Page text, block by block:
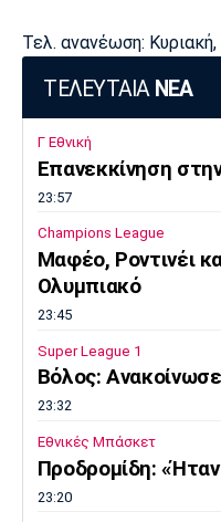
Τελ. ανανέωση:
ΤΕΛΕΥΤΑΙΑ ΝΕΑ
Γ Εθνική
Επανεκκίνηση
23:57
Champions League
Μαφέο, Ροντινέι
Ολυμπιακό
23:45
Super League 1
Βόλος:
23:32
Εθνικές Μπάσκετ
Προδρομίδη:
23:20